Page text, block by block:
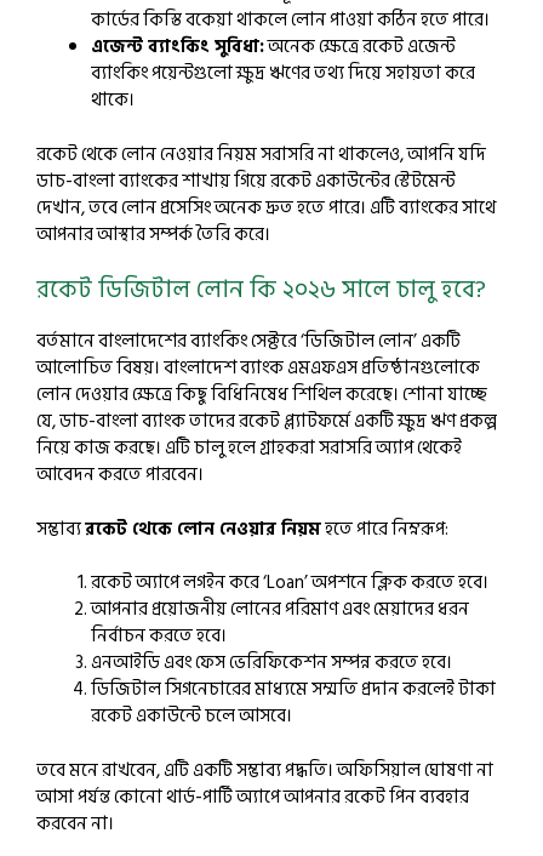
কার্ডের কিস্তি বকেয়া থাকলে লোন পাওয়া কঠিন হতে পারে।
এজেন্ট ব্যাংকিং সুবিধা:অনেক ক্ষেত্রে রকেট এজেন্ট
ব্যাংকিং পয়েন্টগুলো ক্ষুদ্র ঋণের তথ্য দিয়ে সহায়তা করে
থাকে।
রকেট থেকে লোন নেওয়ার নিয়ম সরাসরি না থাকলেও, আপনি যদি
ডাচ-বাংলা ব্যাংকের শাখায় গিয়ে রকেট একাউন্টের স্টেটমেন্ট
দেখান, তবে লোন প্রসেসিং অনেক দ্রুত হতে পারে। এটি ব্যাংকের সাথে
আপনার আস্থার সম্পর্ক তৈরি করে।
রকেট ডিজিটাল লোন কি ২০২৬ সালে চালু হবে?
বর্তমানে বাংলাদেশের ব্যাংকিং সেক্টরে ‘ডিজিটাল লোন’ একটি
আলোচিত বিষয়। বাংলাদেশ ব্যাংক এমএফএস প্রতিষ্ঠানগুলোকে
লোন দেওয়ার ক্ষেত্রে কিছু বিধিনিষেধ শিথিল করেছে। শোনা যাচ্ছে
যে, ডাচ-বাংলা ব্যাংক তাদের রকেট প্ল্যাটফর্মে একটি ক্ষুদ্র ঋণ প্রকল্প
নিয়ে কাজ করছে। এটি চালু হলে গ্রাহকরা সরাসরি অ্যাপ থেকেই
আবেদন করতে পারবেন।
সম্ভাব্যরকেট থেকে লোন নেওয়ার নিয়মহতে পারে নিম্নরূপ:
রকেট অ্যাপে লগইন করে ‘Loan’ অপশনে ক্লিক করতে হবে।
আপনার প্রয়োজনীয় লোনের পরিমাণ এবং মেয়াদের ধরন
নির্বাচন করতে হবে।
এনআইডি এবং ফেস ভেরিফিকেশন সম্পন্ন করতে হবে।
ডিজিটাল সিগনেচারের মাধ্যমে সম্মতি প্রদান করলেই টাকা
রকেট একাউন্টে চলে আসবে।
তবে মনে রাখবেন, এটি একটি সম্ভাব্য পদ্ধতি। অফিসিয়াল ঘোষণা না
আসা পর্যন্ত কোনো থার্ড-পার্টি অ্যাপে আপনার রকেট পিন ব্যবহার
করবেন না।